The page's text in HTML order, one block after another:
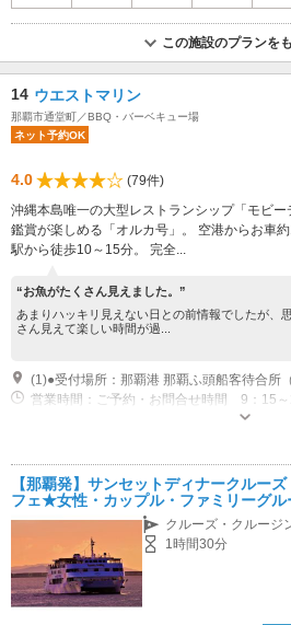
この施設のプランを
14 ウエストマリン
那覇市通堂町／BBQ・バーベキュー場
ネット予約OK
4.0
(79件)
沖縄本島唯一の大型レストランシップ「モビ
鑑賞が楽しめる「オルカ号」。 空港からお車
駅から徒歩10～15分。 完全...
“お魚がたくさん見えました。”
あまりハッキリ見えない日との前情報でしたが、
さん見えて楽しい時間が過...
営業時間：ご予約・お問合せ時間 9：15～
【那覇発】サンセットディナークルー
フェ★女性・カップル・ファミリーグル
クルーズ・クルージ
1時間30分